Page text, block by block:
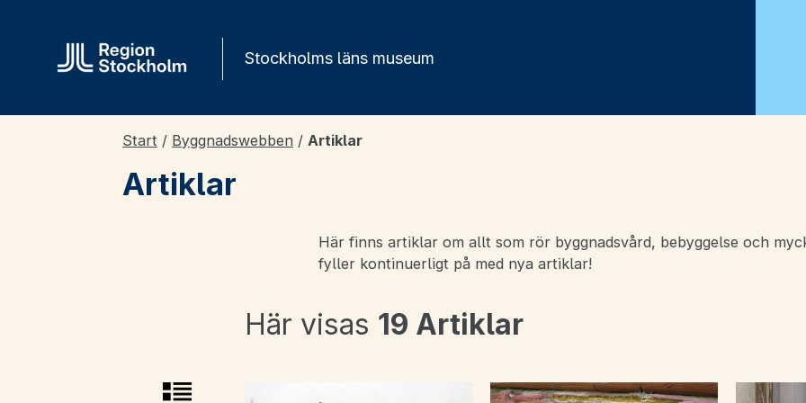
Stockholms läns museum
Start / Byggnadswebben / Artiklar
Artiklar
Här finns artiklar om allt som rör byggnadsvård, bebyggelse och
fyller kontinuerligt på med nya artiklar!
Här visas 19 Artiklar